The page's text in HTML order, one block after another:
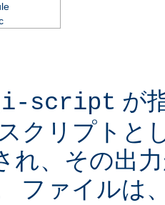
script が
クリプトと
れ、その出
ファイルは